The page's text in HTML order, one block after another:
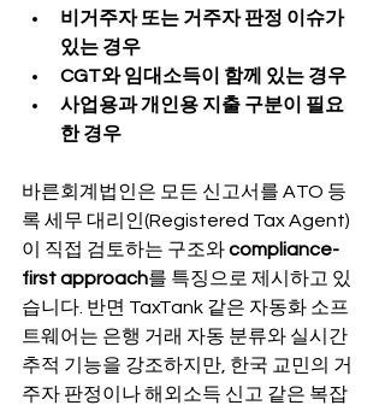
비거주자 또는 거주자 판정 이슈가
있는 경우
CGT와 임대소득이 함께 있는 경우
사업용과 개인용 지출 구분이 필요
한 경우
바른회계법인은 모든 신고서를 ATO 등
록 세무 대리인(Registered Tax Agent)
이 직접 검토하는 구조와 compliance-
first approach를 특징으로 제시하고 있
습니다. 반면 TaxTank 같은 자동화 소프
트웨어는 은행 거래 자동 분류와 실시간
추적 기능을 강조하지만, 한국 교민의 거
주자 판정이나 해외소득 신고 같은 복잡